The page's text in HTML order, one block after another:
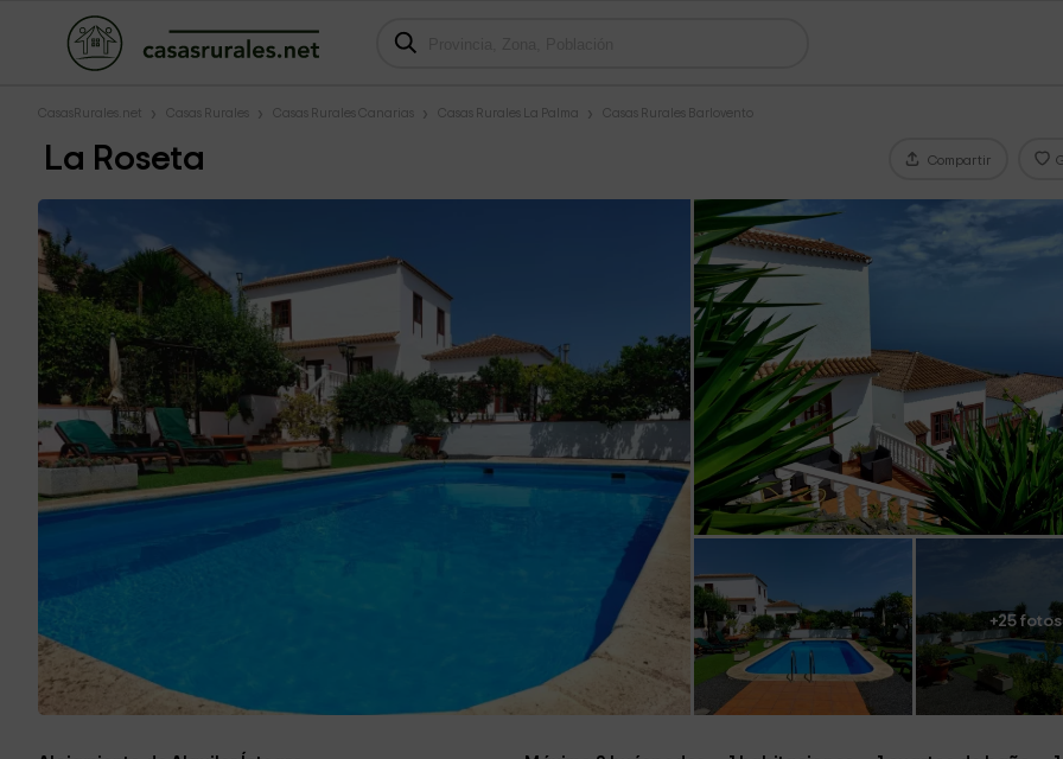
CasasRurales.net Casas Rurales Casas Rurales Canarias Casas Rurales La Palma Casas Rurales Barlovento
La Roseta Compartir
+25 fotos